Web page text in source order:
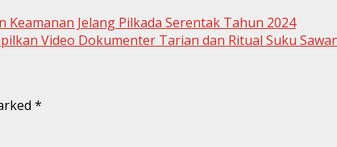
Jelang Pilkada Serentak Tahun 2024
Video Dokumenter Tarian dan Ritual Suku
*